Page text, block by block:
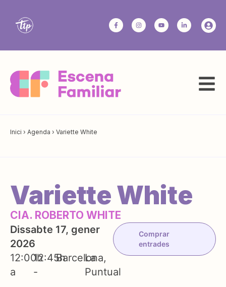
Inici › Agenda › Variette White
Variette White
CIA. ROBERTO WHITE
Dissabte 17, gener
2026
12:00h
a
12:45h
-
Barcelona
La
Puntual
Comprar
entrades